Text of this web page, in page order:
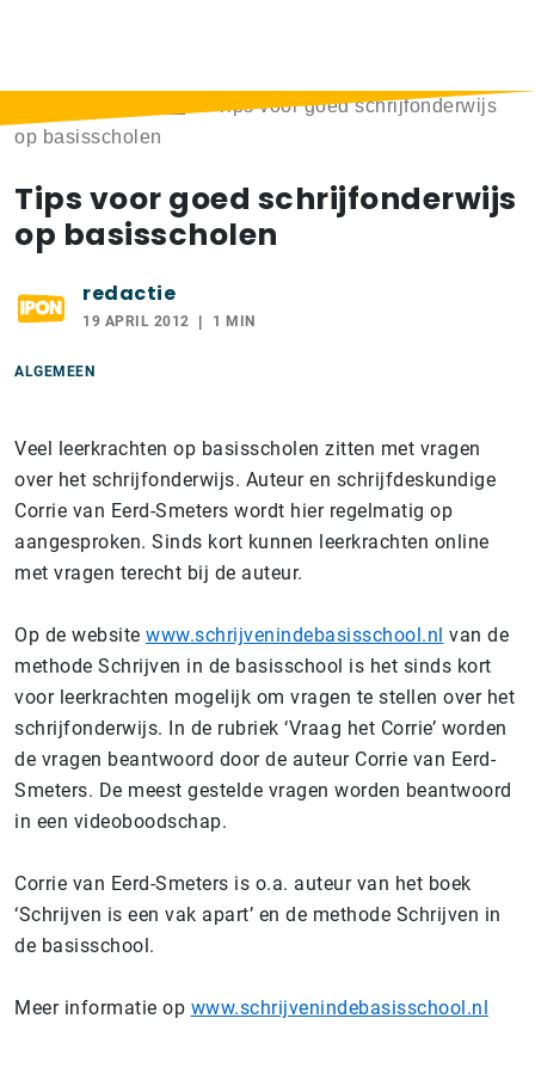
Tips voor goed schrijfonderwijs
op basisscholen
Tips voor goed schrijfonderwijs
op basisscholen
redactie
19 APRIL 2012 1 MIN
ALGEMEEN
Veel leerkrachten op basisscholen zitten met vragen
over het schrijfonderwijs. Auteur en schrijfdeskundige
Corrie van Eerd-Smeters wordt hier regelmatig op
aangesproken. Sinds kort kunnen leerkrachten online
met vragen terecht bij de auteur.
Op de website www.schrijvenindebasisschool.nl van de
methode Schrijven in de basisschool is het sinds kort
voor leerkrachten mogelijk om vragen te stellen over het
schrijfonderwijs. In de rubriek ‘Vraag het Corrie’ worden
de vragen beantwoord door de auteur Corrie van Eerd-
Smeters. De meest gestelde vragen worden beantwoord
in een videoboodschap.
Corrie van Eerd-Smeters is o.a. auteur van het boek
‘Schrijven is een vak apart’ en de methode Schrijven in
de basisschool.
Meer informatie op www.schrijvenindebasisschool.nl